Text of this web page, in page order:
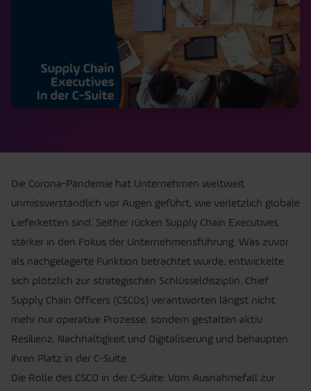
Die Corona-Pandemie hat Unternehmen weltweit
unmissverständlich vor Augen geführt, wie verletzlich globale
Lieferketten sind. Seither rücken Supply Chain Executives
stärker in den Fokus der Unternehmensführung. Was zuvor
als nachgelagerte Funktion betrachtet wurde, entwickelte
sich plötzlich zur strategischen Schlüsseldisziplin. Chief
Supply Chain Officers (CSCOs) verantworten längst nicht
mehr nur operative Prozesse, sondern gestalten aktiv
Resilienz, Nachhaltigkeit und Digitalisierung und behaupten
ihren Platz in der C-Suite.
Die Rolle des CSCO in der C-Suite: Vom Ausnahmefall zur